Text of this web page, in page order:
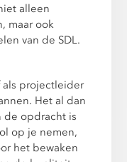
alleen
maar ook
van de SDL.
als projectleider
Het al dan
de opdracht is
op je nemen,
het bewaken